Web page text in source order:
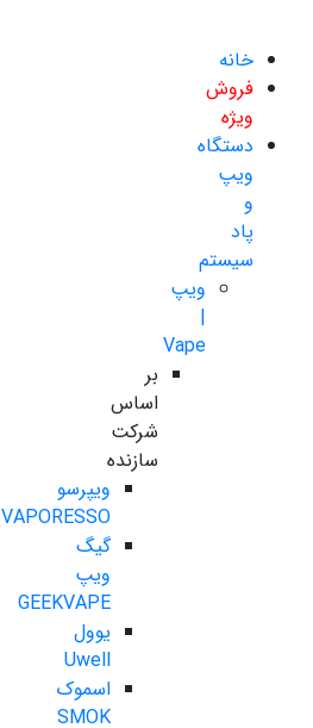
خانه
فروش
ویژه
دستگاه
ویپ
و
پاد
سیستم
ویپ
|
Vape
بر
اساس
شرکت
سازنده
ویپرسو
VAPORESSO
گیگ
ویپ
GEEKVAPE
یوول
Uwell
اسموک
SMOK